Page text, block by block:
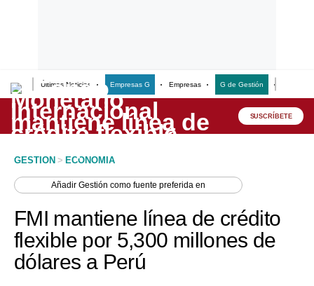
Últimas Noticias Empresas G Empresas G de Gestión
Lo último
Peru Quiosco
Economía
Mercados
SUSCRÍBETE
GESTION > ECONOMIA
AñadirGestión como fuente preferida en
FMI mantiene línea de crédito
flexible por 5,300 millones de
dólares a Perú